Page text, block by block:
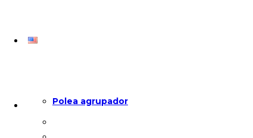
Polea agrupador